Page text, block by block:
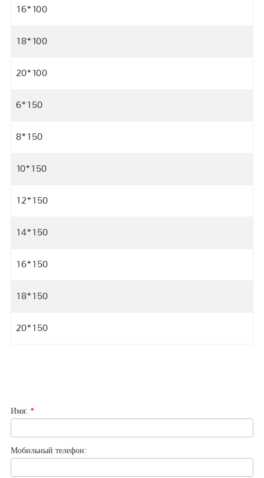
16*100
18*100
20*100
6*150
8*150
10*150
12*150
14*150
16*150
18*150
20*150
Имя: *
Мобильный телефон: